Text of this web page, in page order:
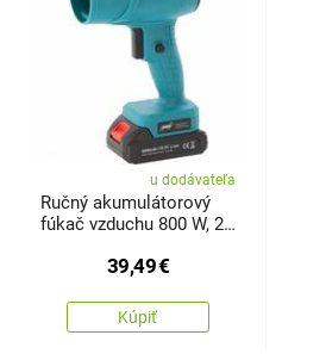
u dodávateľa
Ručný akumulátorový
fúkač vzduchu 800 W, 21
39,49€
Kúpiť